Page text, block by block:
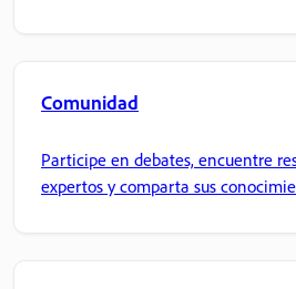
Comunidad
Participe en debates, encuentre
expertos y comparta sus